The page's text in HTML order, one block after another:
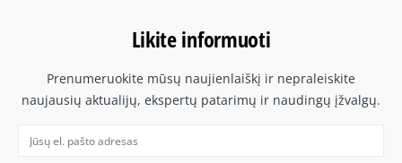
Likite informuoti
Prenumeruokite mūsų naujienlaiškį ir nepraleiskite
naujausių aktualijų, ekspertų patarimų ir naudingų įžvalgų.